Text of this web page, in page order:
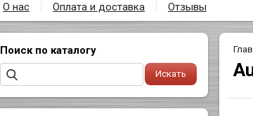
О нас Оплата и доставка Отзывы
Поиск по каталогу